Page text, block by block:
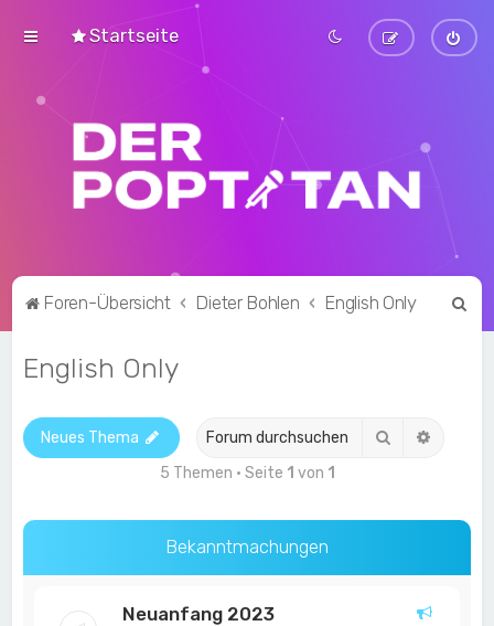
Startseite
Foren-Übersicht Dieter Bohlen English Only
English Only
Neues Thema Suche
5 Themen • Seite 1 von 1
Bekanntmachungen
Neuanfang 2023